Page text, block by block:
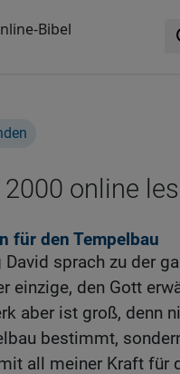
Bibel
online
für den Tempelbau
David sprach zu der
einzige, den Gott
aber ist groß, denn
bestimmt,
all meiner Kraft für